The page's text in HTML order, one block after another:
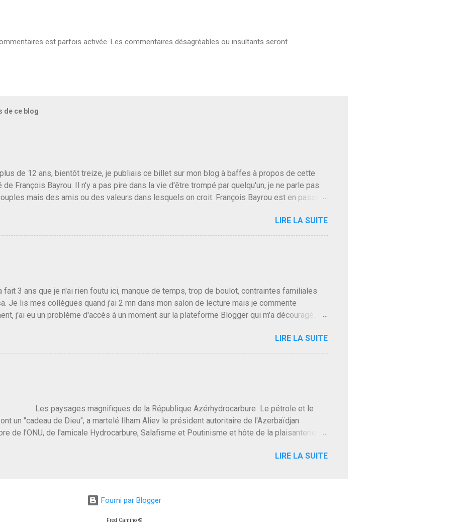
est parfois activée. Les commentaires désagréables ou insultants seront
de ce blog
de 12 ans, bientôt treize, je publiais ce billet sur mon blog à baffes à propos de cette
de François Bayrou. Il n'y a pas pire dans la vie d'être trompé par quelqu'un, je ne parle pas
mais des amis ou des valeurs dans lesquels on croit. François Bayrou est en passe
le candidat de la droite molle plus proche de Sarkozy que de Hollande, sinon il serait candidat
de la gauche molle mais quand on écoutait ses discours critiques presque sincères
ou du Sénat. Ou assister au débarquement des américains en Normandie. Bayrou
LIRE LA SUITE
fait 3 ans que je n'ai rien foutu ici, manque de temps, trop de boulot, contraintes familiales
Je lis mes collègues quand j'ai 2 mn dans mon salon de lecture mais je commente
j'ai eu un problème d'accès à un moment sur la plateforme Blogger qui m'a découragé,
Vlad Poutine qui a déclaré la guerre à l'Europe via l'Ukraine reçoit des troupes de Kim Mes
Un, Les islamistes de la religion de paix et d'amour déclenchent l'intifada mondiale après
pas plus sont un tantinet excessif . Quelque part je ne peux pas franchement lui en
quand un attentat touche ton pays avec 1700 morts, tu as envie d'exploser la gueule de
LIRE LA SUITE
paysages magnifiques de la République Azérhydrocarbure Le pétrole et le
un "cadeau de Dieu", a martelé Ilham Aliev le président autoritaire de l'Azerbaïdjan
de l'ONU, de l'amicale Hydrocarbure, Salafisme et Poutinisme et hôte de la plaisanterie
c'est d'en crever directement. On pourrait en rire mais ce dictateur d'une autre époque est
on sent bien que l'ambiance sera malsaine. Je suis invité à une soirée où mon hôte
LIRE LA SUITE
Fourni par Blogger
Fred Camino ©